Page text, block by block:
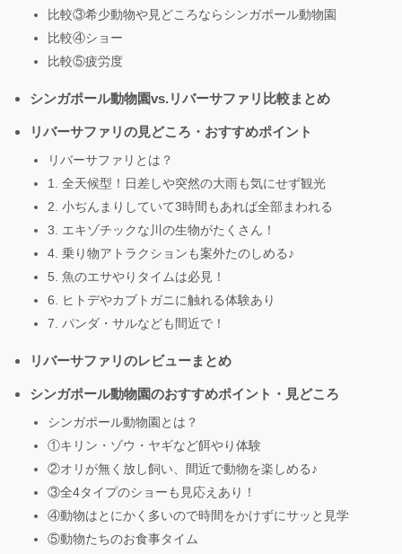
比較③希少動物や見どころならシンガポール動物園
比較④ショー
比較⑤疲労度
シンガポール動物園vs.リバーサファリ比較まとめ
リバーサファリの見どころ・おすすめポイント
リバーサファリとは？
1. 全天候型！日差しや突然の大雨も気にせず観光
2. 小ぢんまりしていて3時間もあれば全部まわれる
3. エキゾチックな川の生物がたくさん！
4. 乗り物アトラクションも案外たのしめる♪
5. 魚のエサやりタイムは必見！
6. ヒトデやカブトガニに触れる体験あり
7. パンダ・サルなども間近で！
リバーサファリのレビューまとめ
シンガポール動物園のおすすめポイント・見どころ
シンガポール動物園とは？
①キリン・ゾウ・ヤギなど餌やり体験
②オリが無く放し飼い、間近で動物を楽しめる♪
③全4タイプのショーも見応えあり！
④動物はとにかく多いので時間をかけずにサッと見学
⑤動物たちのお食事タイム